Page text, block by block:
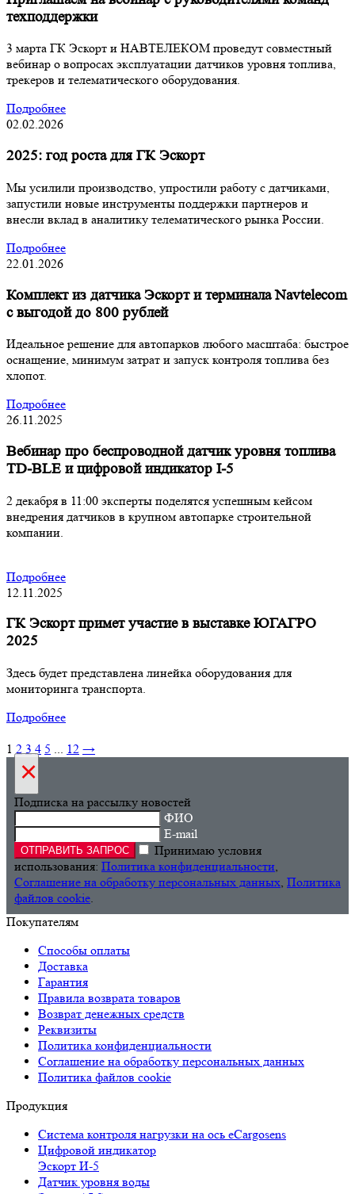
техподдержки
3 марта ГК Эскорт и НАВТЕЛЕКОМ проведут совместный
вебинар о вопросах эксплуатации датчиков уровня топлива,
трекеров и телематического оборудования.
Подробнее
02.02.2026
2025: год роста для ГК Эскорт
Мы усилили производство, упростили работу с датчиками,
запустили новые инструменты поддержки партнеров и
внесли вклад в аналитику телематического рынка России.
Подробнее
22.01.2026
Комплект из датчика Эскорт и терминала Navtelecom
с выгодой до 800 рублей
Идеальное решение для автопарков любого масштаба: быстрое
оснащение, минимум затрат и запуск контроля топлива без
хлопот.
Подробнее
26.11.2025
Вебинар про беспроводной датчик уровня топлива
TD-BLE и цифровой индикатор I-5
2 декабря в 11:00 эксперты поделятся успешным кейсом
внедрения датчиков в крупном автопарке строительной
компании.
Подробнее
12.11.2025
ГК Эскорт примет участие в выставке ЮГАГРО
2025
Здесь будет представлена линейка оборудования для
мониторинга транспорта.
Подробнее
1 2 3 4 5 ... 12 →
×
Подписка на рассылку новостей
ФИО
E-mail
Принимаю условия
использования: Политика конфиденциальности,
Соглашение на обработку персональных данных, Политика
файлов cookie.
Покупателям
Способы оплаты
Доставка
Гарантия
Правила возврата товаров
Возврат денежных средств
Реквизиты
Политика конфиденциальности
Соглашение на обработку персональных данных
Политика файлов cookie
Продукция
Cистема контроля нагрузки на ось eCargosens
Цифровой индикатор
Эскорт И-5
Датчик уровня воды